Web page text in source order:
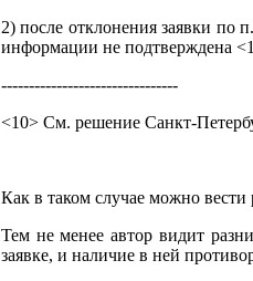
2) после отклонения заявки по
информации не подтверждена
--------------------------------
<10> См. решение Санкт-
Как в таком случае можно вести
Тем не менее автор видит
заявке, и наличие в ней